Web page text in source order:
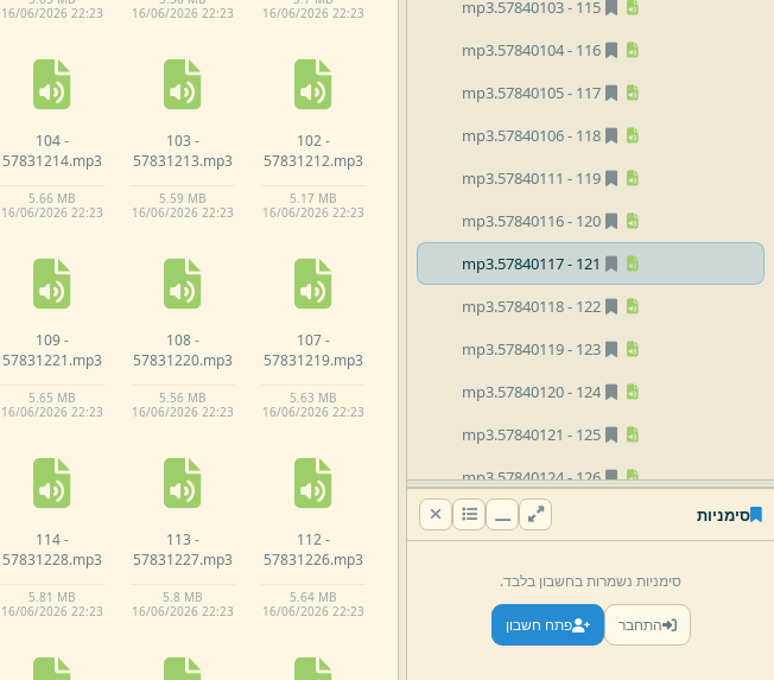
115 -
mp3
116 -
mp3
117 -
mp3
118 -
mp3
119 -
mp3
120 -
mp3
121 -
mp3
122 -
mp3
123 -
mp3
124 -
mp3
125 -
mp3
126 -
57840124.
mp3
mp3
129 -
57840127.
mp3
130 -
57840130.
mp3
סימניות
סימניות נשמרות בחשבון בלבד.
התחבר פתח חשבון
16/06/2026 22:23
16/06/2026 22:23
16/06/2026 22:23
102 -
57831212.mp3
5.17 MB
16/06/2026 22:23
103 -
57831213.mp3
5.59 MB
16/06/2026 22:23
104 -
57831214.mp3
5.66 MB
16/06/2026 22:23
107 -
57831219.mp3
5.63 MB
16/06/2026 22:23
108 -
57831220.mp3
5.56 MB
16/06/2026 22:23
109 -
57831221.mp3
5.65 MB
16/06/2026 22:23
112 -
57831226.mp3
5.64 MB
16/06/2026 22:23
113 -
57831227.mp3
5.8 MB
16/06/2026 22:23
114 -
57831228.mp3
5.81 MB
16/06/2026 22:23